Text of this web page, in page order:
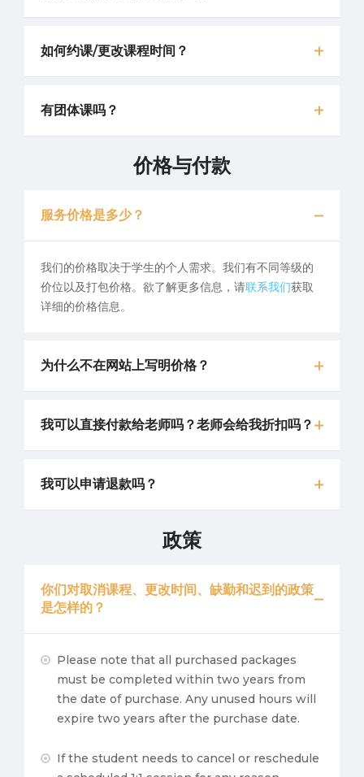
如何约课/更改课程时间？
有团体课吗？
价格与付款
服务价格是多少？
我们的价格取决于学生的个人需求。我们有不同等级的
价位以及打包价格。欲了解更多信息，请联系我们获取
详细的价格信息。
为什么不在网站上写明价格？
我可以直接付款给老师吗？老师会给我折扣吗？
我可以申请退款吗？
政策
你们对取消课程、更改时间、缺勤和迟到的政策
是怎样的？
Please note that all purchased packages
must be completed within two years from
the date of purchase. Any unused hours will
expire two years after the purchase date.
If the student needs to cancel or reschedule